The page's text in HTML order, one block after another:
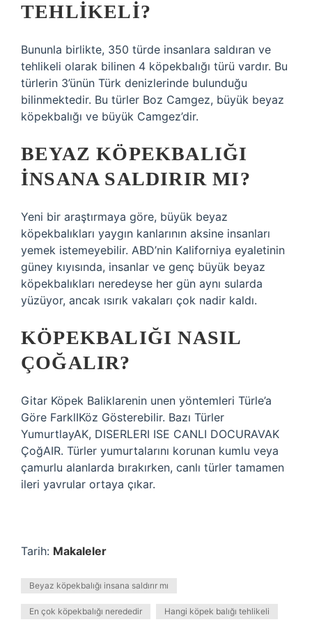
TEHLIKELI?
Bununla birlikte, 350 türde insanlara saldıran ve
tehlikeli olarak bilinen 4 köpekbalığı türü vardır. Bu
türlerin 3’ünün Türk denizlerinde bulunduğu
bilinmektedir. Bu türler Boz Camgez, büyük beyaz
köpekbalığı ve büyük Camgez’dir.
BEYAZ KÖPEKBALIĞI
INSANA SALDIRIR MI?
Yeni bir araştırmaya göre, büyük beyaz
köpekbalıkları yaygın kanlarının aksine insanları
yemek istemeyebilir. ABD’nin Kaliforniya eyaletinin
güney kıyısında, insanlar ve genç büyük beyaz
köpekbalıkları neredeyse her gün aynı sularda
yüzüyor, ancak ısırık vakaları çok nadir kaldı.
KÖPEKBALIĞI NASIL
ÇOĞALIR?
Gitar Köpek Baliklarenin unen yöntemleri Türle’a
Göre FarklIKöz Gösterebilir. Bazı Türler
YumurtlayAK, DISERLERI ISE CANLI DOCURAVAK
ÇoğAIR. Türler yumurtalarını korunan kumlu veya
çamurlu alanlarda bırakırken, canlı türler tamamen
ileri yavrular ortaya çıkar.
Tarih: Makaleler
Beyaz köpekbalığı insana saldırır mı
En çok köpekbalığı nerededir Hangi köpek balığı tehlikeli